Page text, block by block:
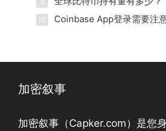
10 Coinbase App登录需要注
加密叙事
加密叙事（Capker.com）是您